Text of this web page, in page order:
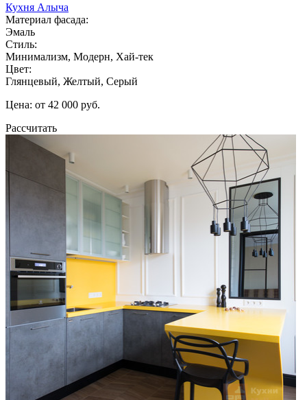
Кухня Алыча
Материал фасада:
Эмаль
Стиль:
Минимализм, Модерн, Хай-тек
Цвет:
Глянцевый, Желтый, Серый
Цена: от 42 000 руб.
Рассчитать